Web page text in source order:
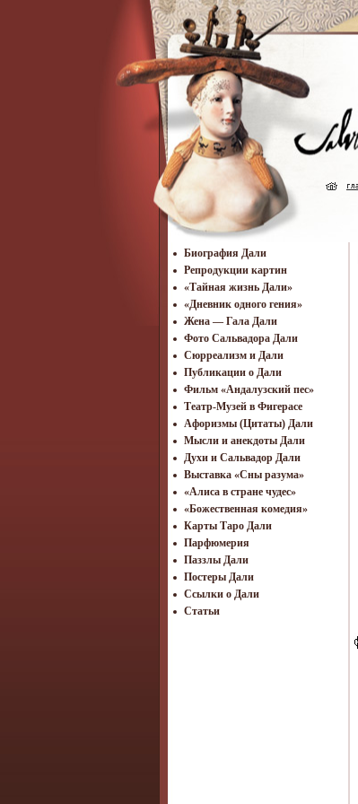
Биография Дали
Репродукции картин
«Тайная жизнь Дали»
«Дневник одного гения»
Жена — Гала Дали
Фото Сальвадора Дали
Cюрреализм и Дали
Публикации о Дали
Фильм «Андалузский пес»
Театр-Музей в Фигерасе
Афоризмы (Цитаты) Дали
Мысли и анекдоты Дали
Духи и Сальвадор Дали
Выставка «Сны разума»
«Алиса в стране чудес»
«Божественная комедия»
Карты Таро Дали
Парфюмерия
Паззлы Дали
Постеры Дали
Ссылки о Дали
Статьи